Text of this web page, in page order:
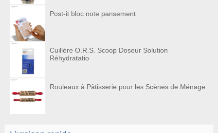
Post-it bloc note pansement
Cuillère O.R.S. Scoop Doseur Solution
Réhydratatio
Rouleaux à Pâtisserie pour les Scènes de Ménage